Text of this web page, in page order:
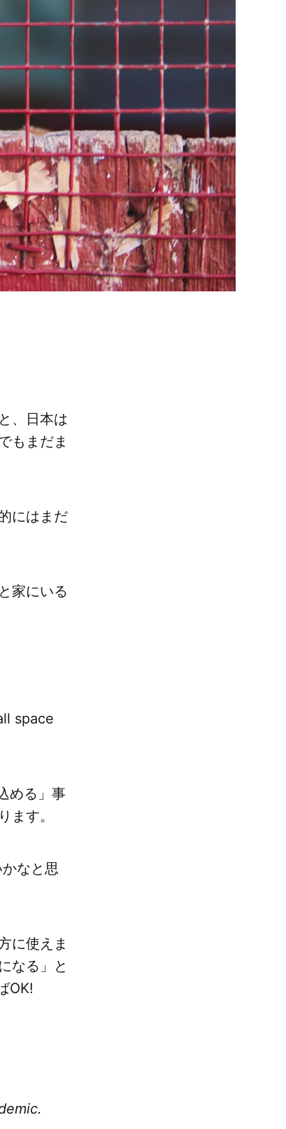
、日本は
もまだま
にはまだ
家にいる
space
める」事
ます。
なと思
に使えま
なる」と
OK!